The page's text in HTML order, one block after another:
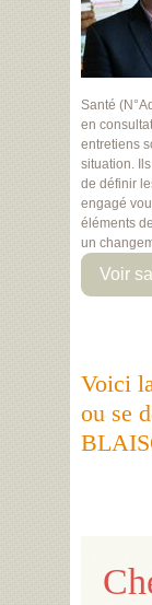
Santé
en
entretiens
situation.
de définir
engagé
éléments
un
Voir
Voici
ou se